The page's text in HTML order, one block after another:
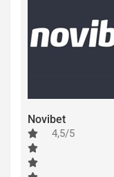
Novibet
4,5/5